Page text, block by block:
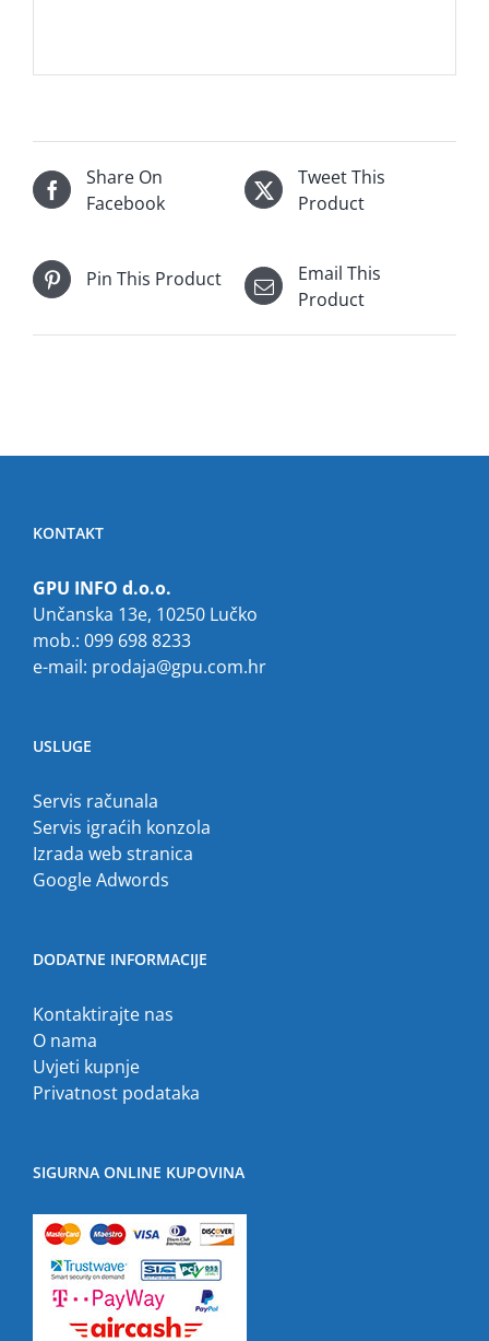
Share On
Facebook
Tweet This
Product
Pin This Product
Email This
Product
KONTAKT
GPU INFO d.o.o.
Unčanska 13e, 10250 Lučko
mob.: 099 698 8233
e-mail: prodaja@gpu.com.hr
USLUGE
Servis računala
Servis igraćih konzola
Izrada web stranica
Google Adwords
DODATNE INFORMACIJE
Kontaktirajte nas
O nama
Uvjeti kupnje
Privatnost podataka
SIGURNA ONLINE KUPOVINA